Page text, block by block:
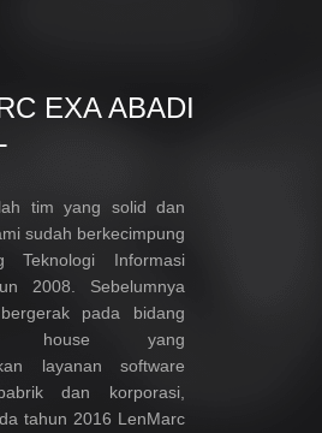
EXA ABADI
tim yang solid dan
sudah berkecimpung
Teknologi Informasi
2008. Sebelumnya
pada bidang
house yang
layanan software
dan korporasi,
tahun 2016 LenMarc